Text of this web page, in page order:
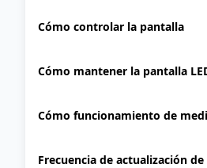
Cómo controlar la pantalla
Cómo mantener la pantalla
Cómo funcionamiento de
Frecuencia de actualización